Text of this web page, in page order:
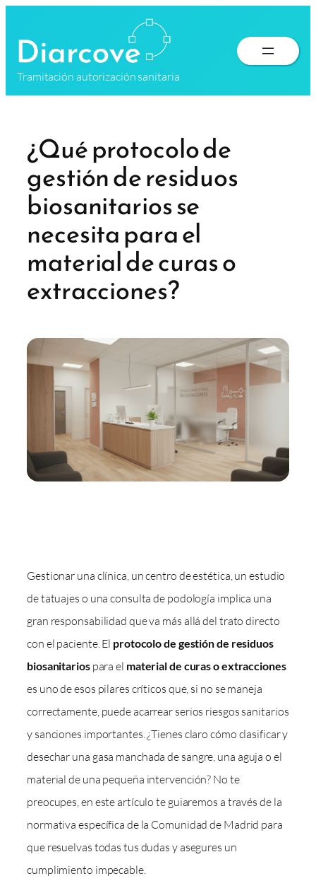
contenido
Tramitación autorización sanitaria
¿Qué protocolo de
gestión de residuos
biosanitarios se
necesita para el
material de curas o
extracciones?
Gestionar una clínica, un centro de estética, un estudio
de tatuajes o una consulta de podología implica una
gran responsabilidad que va más allá del trato directo
con el paciente. El protocolo de gestión de residuos
biosanitariospara el material de curas o extracciones
es uno de esos pilares críticos que, si no se maneja
correctamente, puede acarrear serios riesgos sanitarios
y sanciones importantes. ¿Tienes claro cómo clasificar y
desechar una gasa manchada de sangre, una aguja o el
material de una pequeña intervención? No te
preocupes, en este artículo te guiaremos a través de la
normativa específica de la Comunidad de Madrid para
que resuelvas todas tus dudas y asegures un
cumplimiento impecable.